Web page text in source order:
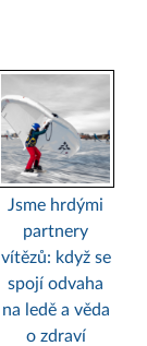
Jsme hrdými
partnery
vítězů: když se
spojí odvaha
na ledě a věda
o zdraví